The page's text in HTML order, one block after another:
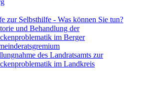
zur Selbsthilfe - Was können Sie tun?
und Behandlung der
im Berger
des Landratsamts zur
im Landkreis